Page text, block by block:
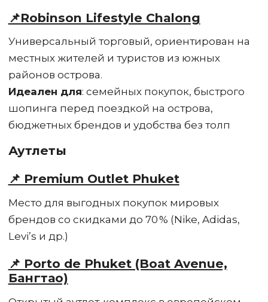
📌Robinson Lifestyle Chalong
Универсальный торговый, ориентирован на
местных жителей и туристов из южных
районов острова.
Идеален для: семейных покупок, быстрого
шопинга перед поездкой на острова,
бюджетных брендов и удобства без толп
Аутлеты
📌 Premium Outlet Phuket
Место для выгодных покупок мировых
брендов со скидками до 70 % (Nike, Adidas,
Levi’s и др.)
📌 Porto de Phuket (Boat Avenue,
Бангтао)